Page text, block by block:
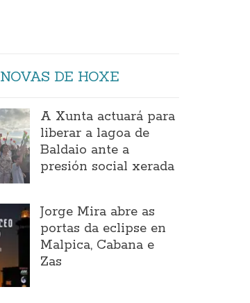
NOVAS DE HOXE
A Xunta actuará para
liberar a lagoa de
Baldaio ante a
presión social xerada
Jorge Mira abre as
portas da eclipse en
Malpica, Cabana e
Zas